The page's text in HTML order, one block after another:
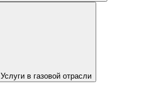
Услуги в газовой отрасли